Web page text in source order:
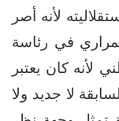
لأنه أصر
في رئاسة
لأنه كان يعتبر
لا جديد ولا